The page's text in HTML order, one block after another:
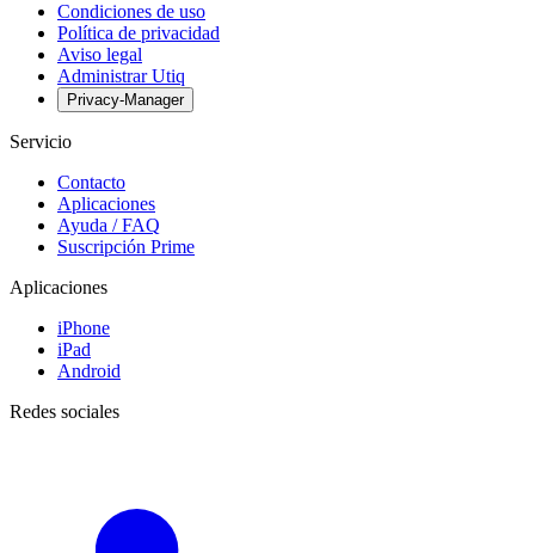
Condiciones de uso
Política de privacidad
Aviso legal
Administrar Utiq
Privacy-Manager
Servicio
Contacto
Aplicaciones
Ayuda / FAQ
Suscripción Prime
Aplicaciones
iPhone
iPad
Android
Redes sociales